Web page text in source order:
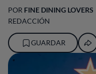
POR FINE DINING LOVERS
REDACCIÓN
GUARDAR